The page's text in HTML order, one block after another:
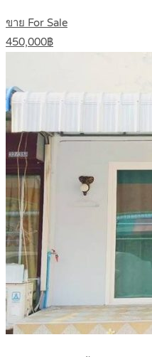
ขาย For Sale
450,000฿